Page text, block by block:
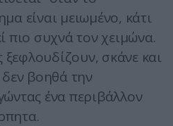
είναι μειωμένο, κάτι
πιο συχνά τον χειμώνα.
ξεφλουδίζουν, σκάνε και
βοηθά την
ένα περιβάλλον